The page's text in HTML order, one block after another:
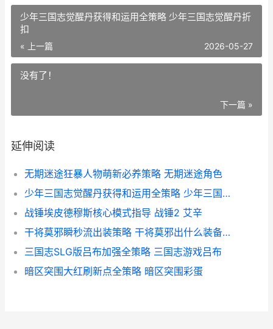
少年三国志觉醒丹获得和运用全策略 少年三国志觉醒丹折
扣
« 上一篇 2026-05-27
没有了！
下一篇 »
延伸阅读
无期迷途狂暴人物萌新必养策略 无期迷途角色
少年三国志觉醒丹获得和运用全策略 少年三国志觉醒丹折扣
战锤埃皮德穆斯核心模式指导 战锤2 艾辛
干将莫邪瞬秒流出装策略 干将莫邪出什么装备可以秒人
三国志SLG版吕布加强全策略 三国志游戏吕布
暗区突围大红刷新点全策略 暗区突围彩蛋